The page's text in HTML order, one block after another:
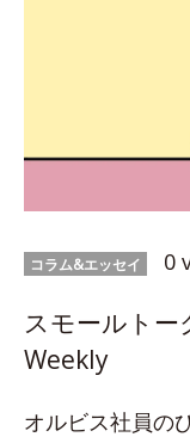
コラム&エッセイ 0
スモールトー
Weekly
オルビス社員の